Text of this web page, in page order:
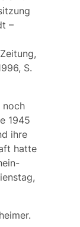
–
S.
noch
1945
ihre
hatte